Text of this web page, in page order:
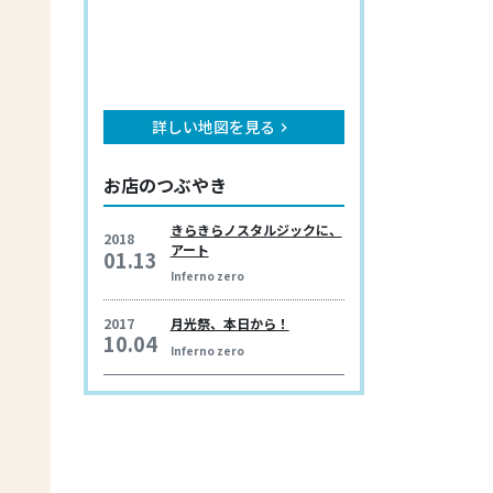
詳しい地図を見る keyboard_arrow_right
お店のつぶやき
2018
01.13
きらきらノスタルジックに、
アート
Inferno zero
2017
10.04
月光祭、本日から！
Inferno zero